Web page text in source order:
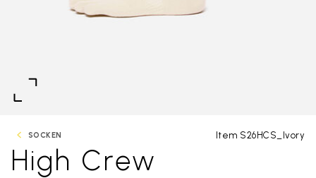
SOCKEN Item S26HCS_Ivory
High Crew